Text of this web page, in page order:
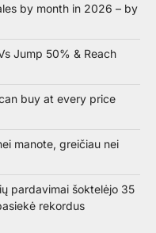
by month in 2026 – by
Jump 50% & Reach
buy at every price
manote, greičiau nei
pardavimai šoktelėjo 35
rekordus